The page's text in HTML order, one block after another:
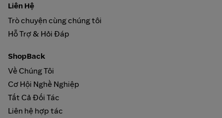
Liên Hệ
Trò chuyện cùng chúng tôi
Hỗ Trợ & Hỏi Đáp
ShopBack
Về Chúng Tôi
Cơ Hội Nghề Nghiệp
Tất Cả Đối Tác
Liên hệ hợp tác